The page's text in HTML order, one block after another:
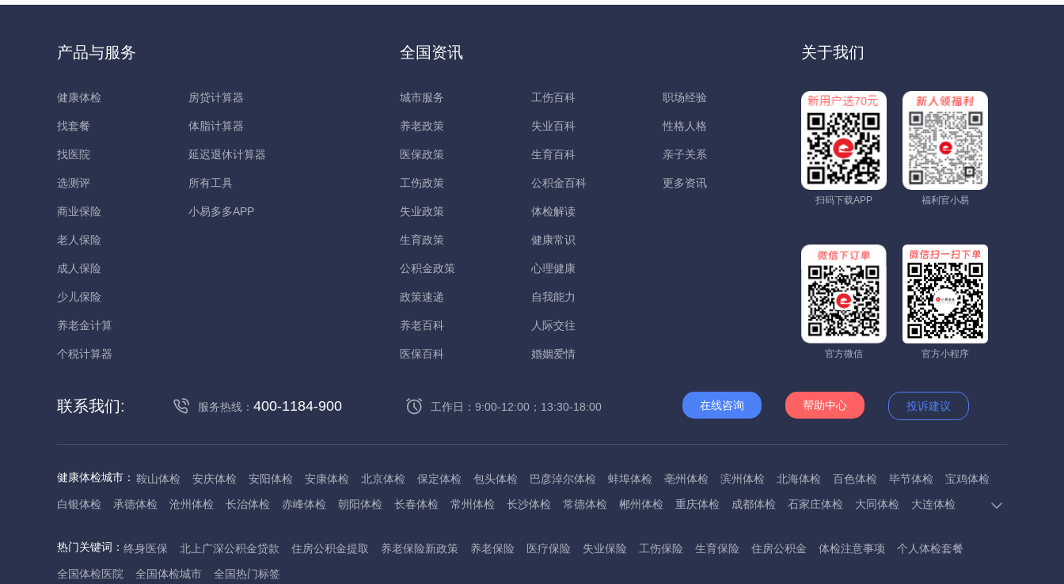
产品与服务
健康体检
找套餐
找医院
选测评
商业保险
老人保险
成人保险
少儿保险
养老金计算
个税计算器
房贷计算器
体脂计算器
延迟退休计算器
所有工具
小易多多APP
全国资讯
城市服务
养老政策
医保政策
工伤政策
失业政策
生育政策
公积金政策
政策速递
养老百科
医保百科
工伤百科
失业百科
生育百科
公积金百科
体检解读
健康常识
心理健康
自我能力
人际交往
婚姻爱情
职场经验
性格人格
亲子关系
更多资讯
关于我们
扫码下载APP 福利官小易
官方微信 官方小程序
联系我们: 服务热线： 400-1184-900 工作日：9:00-12:00；13:30-18:00 在线咨询 帮助中心 投诉建议
健康体检城市： 鞍山体检 安庆体检 安阳体检 安康体检 北京体检 保定体检 包头体检 巴彦淖尔体检 蚌埠体检 亳州体检 滨州体检 北海体检 百色体检 毕节体检
宝鸡体检
白银体检
承德体检 沧州体检 长治体检 赤峰体检 朝阳体检 长春体检 常州体检 长沙体检 常德体检 郴州体检 重庆体检 成都体检 石家庄体检 大同体检
大连体检
抚州体检
佛山体检 防城港体检 赣州体检 广州体检 桂林体检 贵港体检 广元体检 贵阳体检 红河体检 邯郸体检 衡水体检 呼和浩特体检 呼伦贝尔体检
葫芦岛体检
哈尔滨体检
淮安体检 杭州体检 湖州体检
热门关键词： 终身医保 北上广深公积金贷款 住房公积金提取 养老保险新政策 养老保险 医疗保险 失业保险 工伤保险 生育保险 住房公积金 体检注意事项
个人体检套餐
全国体检医院
全国体检城市 全国热门标签